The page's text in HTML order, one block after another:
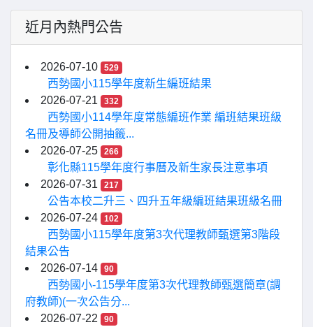
近月內熱門公告
2026-07-10 529
西勢國小115學年度新生編班結果
2026-07-21
332
西勢國小114學年度常態編班作業 編班結果班級
名冊及導師公開抽籤...
2026-07-25
266
彰化縣115學年度行事曆及新生家長注意事項
2026-07-31
217
公告本校二升三、四升五年級編班結果班級名冊
2026-07-24
102
西勢國小115學年度第3次代理教師甄選第3階段
結果公告
2026-07-14
90
西勢國小-115學年度第3次代理教師甄選簡章(調
府教師)(一次公告分...
2026-07-22
90